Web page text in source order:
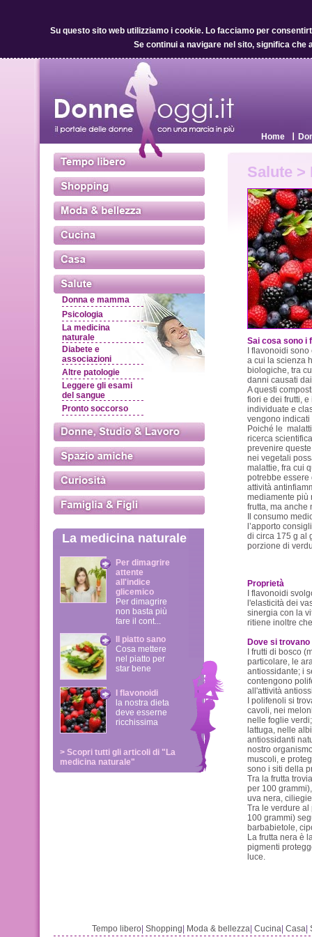
Su questo sito web utilizziamo i cookie.Lo facciamo per
Se continui a navigare nel sito, significa che
Home
Donna e mamma
Psicologia
La medicina
naturale
Diabete e
associazioni
Altre patologie
Leggere gli esami
del sangue
Pronto soccorso
La medicina naturale
Per dimagrire
attente
all'indice
glicemico
Per dimagrire
non basta più
fare il cont...
Il piatto sano
Cosa mettere
nel piatto per
star bene
I flavonoidi
la nostra dieta
deve esserne
ricchissima
> Scopri tutti gli articoli di "La
medicina naturale"
Salute >
Sai cosa sono i
I flavonoidi
a cui la scienza
biologiche, tra
danni causati
A questi
fiori e dei frutti,
individuate e
vengono indicati
Poiché le
ricerca
prevenire
nei vegetali
malattie, fra cui
potrebbe essere
attività
mediamente più
frutta, ma anche
Il consumo
l’apporto
di circa 175 g al
porzione di
Proprietà
I flavonoidi
l'elasticità dei
sinergia con la
ritiene inoltre
Dove si
I frutti di bosco
particolare, le
antiossidante; i
contengono
all'attività
I polifenoli si
cavoli, nei
nelle foglie
lattuga, nelle
antiossidanti
nostro
muscoli, e
sono i siti della
Tra la frutta
per 100
uva nera,
Tra le verdure al
100 grammi)
barbabietole,
La frutta nera è
pigmenti
luce.
Tempo libero Shopping Moda & bellezza Cucina Casa